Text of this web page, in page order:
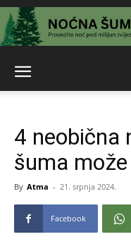
4 neobična
šuma
By Atma - 21. srpnja 2024.
Facebook